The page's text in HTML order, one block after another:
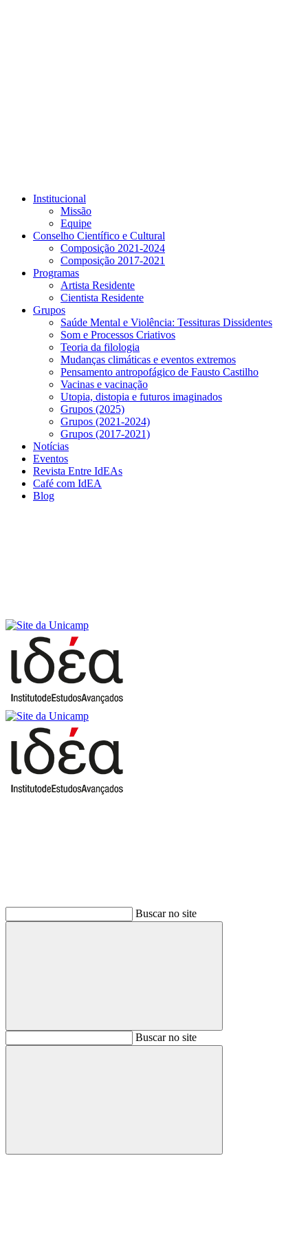
Institucional
Missão
Equipe
Conselho Científico e Cultural
Composição 2021-2024
Composição 2017-2021
Programas
Artista Residente
Cientista Residente
Grupos
Saúde Mental e Violência: Tessituras Dissidentes
Som e Processos Criativos
Teoria da filologia
Mudanças climáticas e eventos extremos
Pensamento antropofágico de Fausto Castilho
Vacinas e vacinação
Utopia, distopia e futuros imaginados
Grupos (2025)
Grupos (2021-2024)
Grupos (2017-2021)
Notícias
Eventos
Revista Entre IdEAs
Café com IdEA
Blog
Buscar no site
BuscarBuscar no site
Buscar